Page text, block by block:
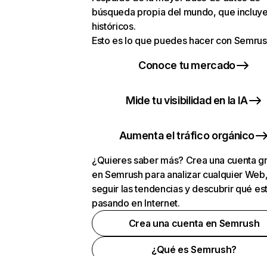
búsqueda propia del mundo, que
históricos.
Esto es lo que puedes hacer con
Conoce tu mercado
Mide tu visibilidad en la IA
Aumenta el tráfico orgánico
¿Quieres saber más? Crea una cuenta
en Semrush para analizar cualquier
seguir las tendencias y descubrir qué
pasando en Internet.
Crea una cuenta en Semrush
¿Qué es Semrush?